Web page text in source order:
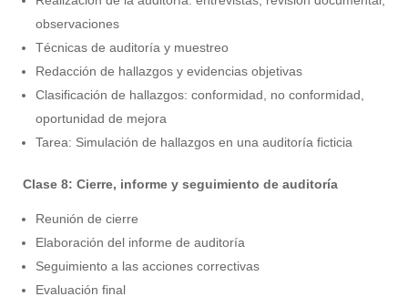
observaciones
Técnicas de auditoría y muestreo
Redacción de hallazgos y evidencias objetivas
Clasificación de hallazgos: conformidad, no conformidad,
oportunidad de mejora
Tarea: Simulación de hallazgos en una auditoría ficticia
Clase 8: Cierre, informe y seguimiento de auditoría
Reunión de cierre
Elaboración del informe de auditoría
Seguimiento a las acciones correctivas
Evaluación final